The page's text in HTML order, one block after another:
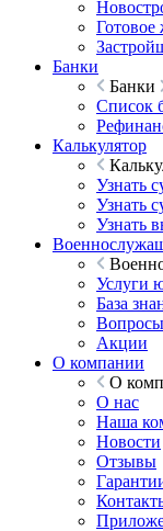
Готовое
Банки
Банки
Список
Калькулятор
Узнать
Узнать
Узнать
Услуги
База
Акции
О компании
О
О нас
Наша
Новости
Отзывы